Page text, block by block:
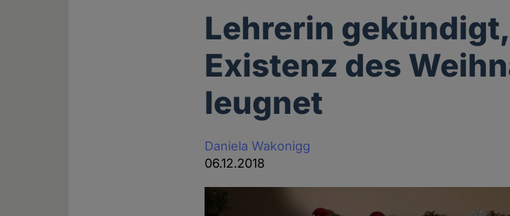
Lehrerin
Existenz des
leugnet
Daniela Wakonigg
06.12.2018